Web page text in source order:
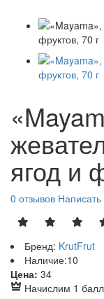
ягод и
0 отзывов Написать
Бренд: KrutFrut
Наличие:10
Цена: 34Р
Начислим 1